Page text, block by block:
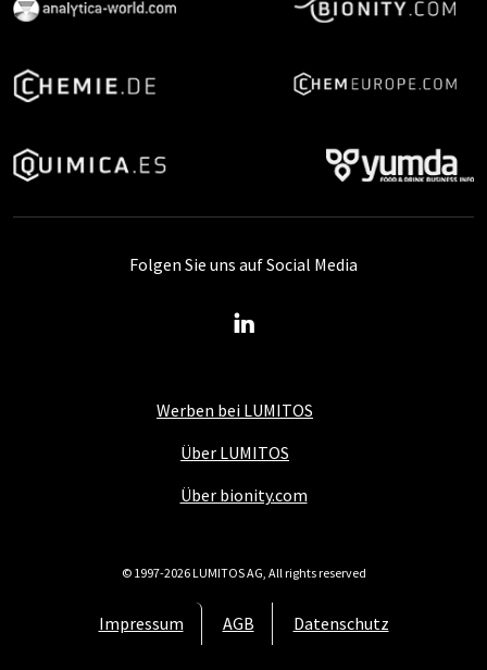
Werben bei LUMITOS
Über LUMITOS
Über bionity.com
Impressum AGB Datenschutz
Folgen Sie uns auf Social Media
© 1997-2026 LUMITOS AG, All rights reserved